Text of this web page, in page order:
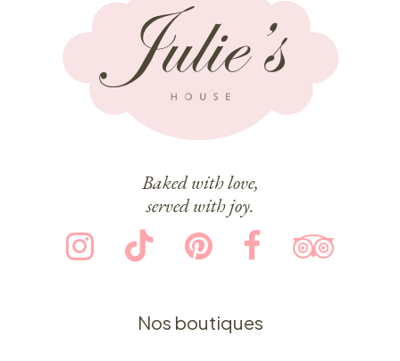
Baked with love,
served with joy.
Nos boutiques